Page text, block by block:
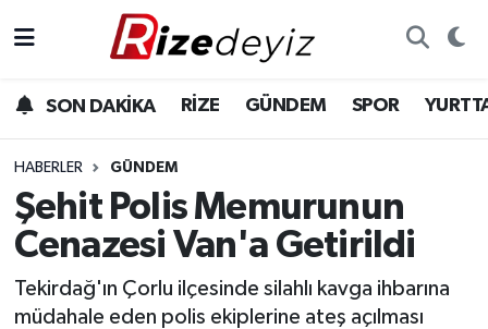
SON DAKİKA RİZE GÜNDEM SPOR
HABERLER GÜNDEM
Şehit Polis Memurunun
Cenazesi Van'a Getirildi
Tekirdağ'ın Çorlu ilçesinde silahlı kavga ihbarına
müdahale eden polis ekiplerine ateş açılması
Gündem
Yurttan Haberler
Ekonomi
Teknoloji
Rize Hava Durumu
Rize Trafik Yoğunluk Haritası
Süper Lig Puan Durumu ve Fikstür
Tüm Manşetler